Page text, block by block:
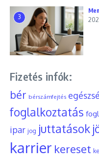
3
Fizetés infók:
bér bérszámfejtés
foglalkoztatás
ipar jog juttatások
karrier kereset